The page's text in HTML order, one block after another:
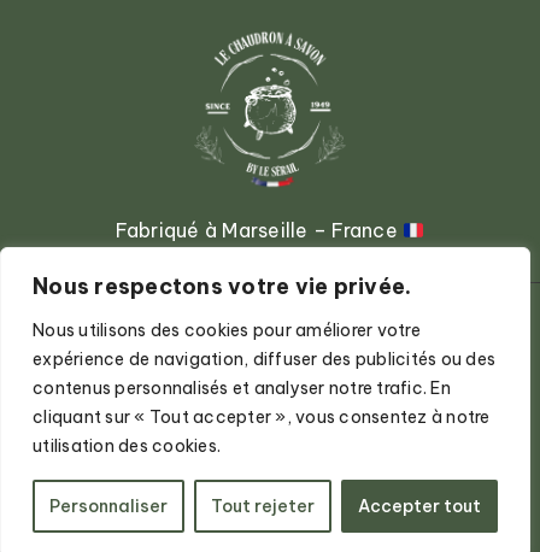
Nous respectons votre vie privée.
Nous utilisons des cookies pour améliorer votre
expérience de navigation, diffuser des publicités ou des
contenus personnalisés et analyser notre trafic. En
cliquant sur « Tout accepter », vous consentez à notre
utilisation des cookies.
Personnaliser Tout rejeter Accepter tout
Fabriqué à Marseille – France
2024 © Le Chaudron à Savon par Le Chaudron à Savon